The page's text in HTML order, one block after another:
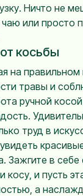
Ничто не
или просто
косьбы
на правильном
травы и
ручной
труд в
Зажгите в себе
косу, и пусть
а